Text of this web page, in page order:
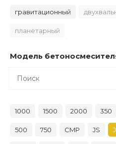
гравитационный
планетарный
Модель
1000 1500 2000 350
500 750 CMP JS